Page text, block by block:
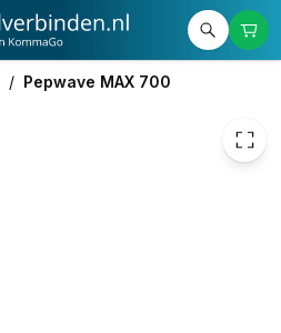
/ Pepwave MAX 700